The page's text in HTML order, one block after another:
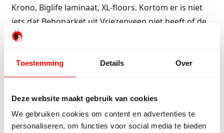
Toestemming Details Over
Deze website maakt gebruik van cookies
We gebruiken cookies om content en advertenties te
personaliseren, om functies voor social media te bieden
Krono, Biglife laminaat, XL-floors. Kortom er is niet
iets dat Beboparket uit Vriezenveen niet heeft of de
vloer bestaat gewoon niet en al helemaal niet voor
Gratis laminaat in Delden?